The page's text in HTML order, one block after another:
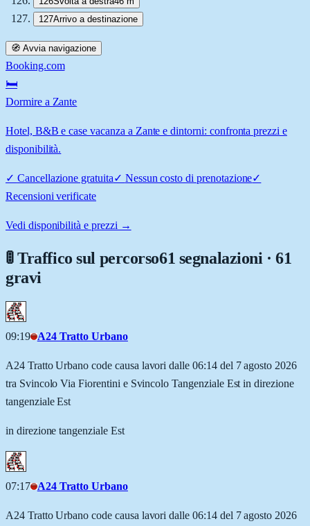
127Arrivo a destinazione
🧭 Avvia navigazione
Booking.com
🛏️
Dormire a Zante
Hotel, B&B e case vacanza a Zante e dintorni: confronta prezzi e
disponibilità.
✓ Cancellazione gratuita✓ Nessun costo di prenotazione✓
Recensioni verificate
Vedi disponibilità e prezzi →
🚦 Traffico sul percorso61 segnalazioni · 61
gravi
09:19 A24 Tratto Urbano
A24 Tratto Urbano code causa lavori dalle 06:14 del 7 agosto 2026
tra Svincolo Via Fiorentini e Svincolo Tangenziale Est in direzione
tangenziale Est
in direzione tangenziale Est
07:17 A24 Tratto Urbano
A24 Tratto Urbano code causa lavori dalle 06:14 del 7 agosto 2026